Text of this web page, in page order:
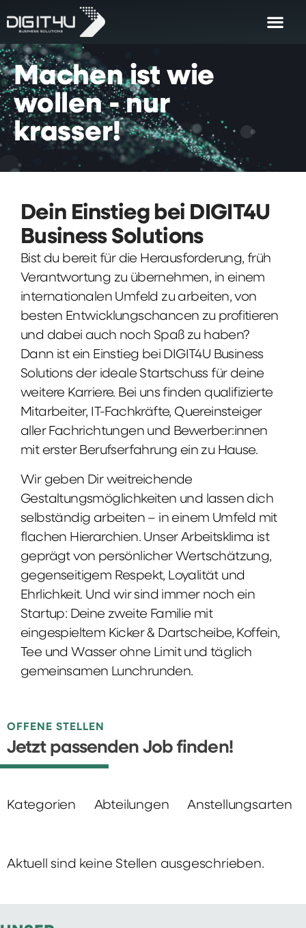
Machen ist wie
wollen - nur
krasser!
Dein Einstieg bei DIGIT4U
Business Solutions
Bist du bereit für die Herausforderung, früh
Verantwortung zu übernehmen, in einem
internationalen Umfeld zu arbeiten, von
besten Entwicklungschancen zu profitieren
und dabei auch noch Spaß zu haben?
Dann ist ein Einstieg bei DIGIT4U Business
Solutions der ideale Startschuss für deine
weitere Karriere. Bei uns finden qualifizierte
Mitarbeiter, IT-Fachkräfte, Quereinsteiger
aller Fachrichtungen und Bewerber:innen
mit erster Berufserfahrung ein zu Hause.
Wir geben Dir weitreichende
Gestaltungsmöglichkeiten und lassen dich
selbständig arbeiten – in einem Umfeld mit
flachen Hierarchien. Unser Arbeitsklima ist
geprägt von persönlicher Wertschätzung,
gegenseitigem Respekt, Loyalität und
Ehrlichkeit. Und wir sind immer noch ein
Startup: Deine zweite Familie mit
eingespieltem Kicker & Dartscheibe, Koffein,
Tee und Wasser ohne Limit und täglich
gemeinsamen Lunchrunden.
OFFENE STELLEN
Jetzt passenden Job finden!
Kategorien Abteilungen Anstellungsarten
Aktuell sind keine Stellen ausgeschrieben.